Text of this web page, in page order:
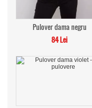
Pulover dama negru
84 Lei